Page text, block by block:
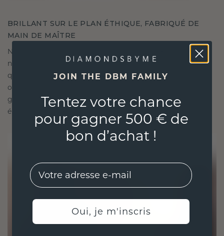
BRILLANT SUR LE PLAN ÉTHIQUE, FABRIQUÉ DE
MAIN DE MAÎTRE
Nous ne choisissons que les matériaux les plus
nobles et respectueux de l'environnement, ainsi
que des diamants synthétiques. Nos experts en
orfèvrerie allient durabilité et savoir-faire inégalé,
garantissant ainsi que vos bijoux sont aussi
éthiques qu'exquis.
JOIN THE DBM FAMILY
Tentez votre chance
pour gagner 500 € de
bon d’achat !
EMail
Oui, je m'inscris